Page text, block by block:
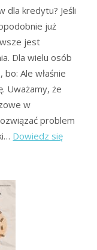
dla kredytu? Jeśli
już
jest
Dla wielu osób
Ale właśnie
Uważamy, że
w
problem
Dowiedz się